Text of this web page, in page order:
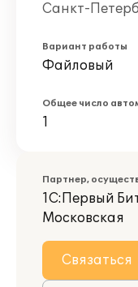
Санкт-
Вариант работы
Файловый
Общее число
1
Партнер,
1С:Первый
Московская
Связаться